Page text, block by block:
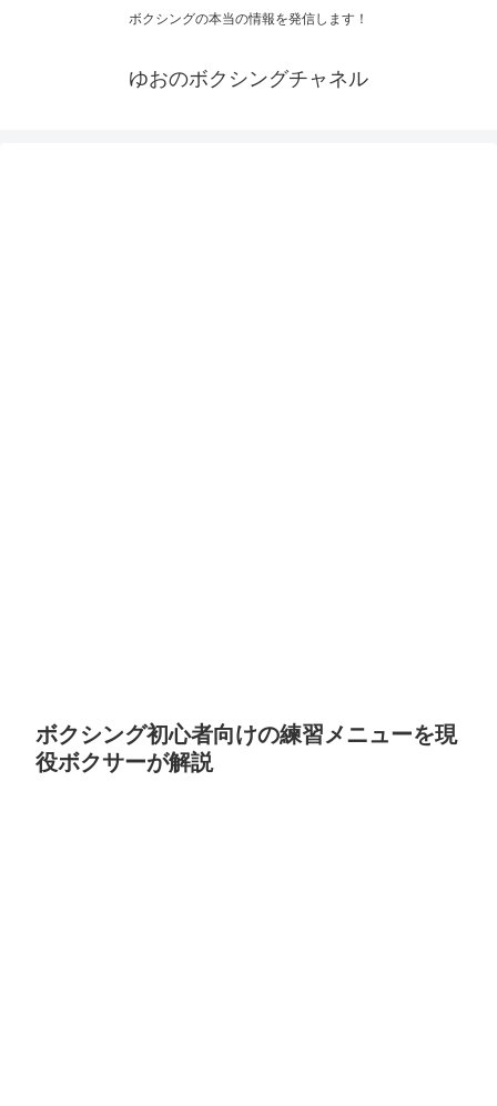
ボクシングの本当の情報を発信します！
ゆおのボクシングチャネル
ボクシング初心者向けの練習メニューを現
役ボクサーが解説